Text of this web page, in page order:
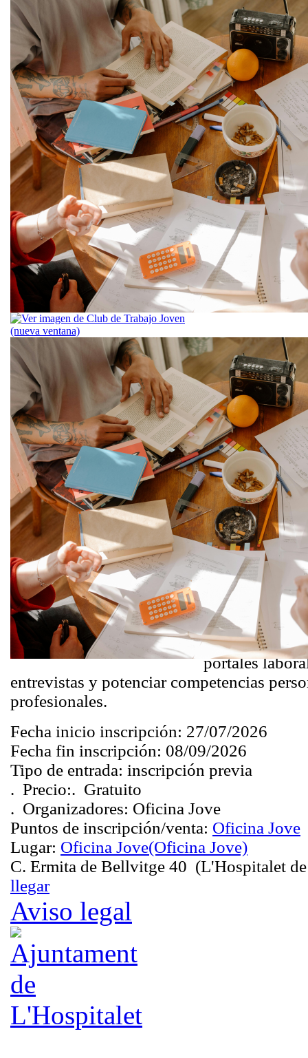
Lunes, 7 de
Club de
Espacio
tu
Espacio
investigación
Trabajo es un
dinamizado
materia
trabajar
con la
trabajo.
herramientas
mejorar el
portales
entrevistas y potenciar competencias
profesionales.
Fecha inicio inscripción: 27/07/2026
Fecha fin inscripción: 08/09/2026
Tipo de entrada: inscripción previa
. Precio:. Gratuito
. Organizadores: Oficina Jove
Puntos de inscripción/venta: Oficina Jove
Lugar: Oficina Jove(Oficina Jove)
C. Ermita de Bellvitge 40 (L'Hospitalet
llegar
Aviso legal